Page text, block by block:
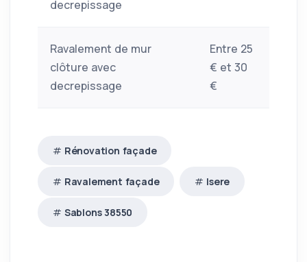
decrepissage
Ravalement de mur
clôture avec
decrepissage
Entre 25
€ et 30
€
Rénovation façade
Ravalement façade Isere
Sablons 38550